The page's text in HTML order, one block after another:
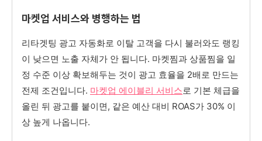
마켓업 서비스와 병행하는 법
리타겟팅 광고 자동화로 이탈 고객을 다시 불러와도 랭킹
이 낮으면 노출 자체가 안 됩니다. 마켓찜과 상품찜을 일
정 수준 이상 확보해두는 것이 광고 효율을 2배로 만드는
전제 조건입니다. 마켓업 에이블리 서비스로 기본 체급을
올린 뒤 광고를 붙이면, 같은 예산 대비 ROAS가 30% 이
상 높게 나옵니다.